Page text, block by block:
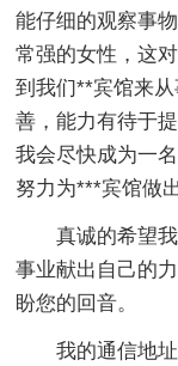
能仔细的观察事
常强的女性，这
到我们**宾馆来
善，能力有待于
我会尽快成为一
努力为***宾馆做
真诚的希望
事业献出自己的
盼您的回音。
我的通信地